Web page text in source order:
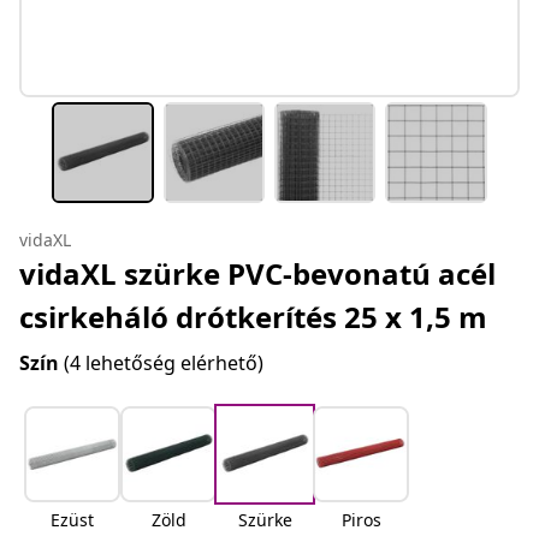
vidaXL
vidaXL szürke PVC-bevonatú acél
csirkeháló drótkerítés 25 x 1,5 m
Szín (4 lehetőség elérhető)
Ezüst Zöld Szürke Piros